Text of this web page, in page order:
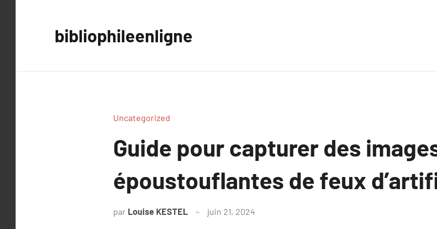
bibliophileenligne
Uncategorized
Guide pour capturer des
époustouflantes de feux
par Louise KESTEL juin 21, 2024